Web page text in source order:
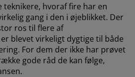
teknikere, hvoraf fire har en
gang i den i øjeblikket. Der
ros til flere af
blevet virkeligt dygtige til både
For dem der ikke har prøvet
gode råd de kan følge,